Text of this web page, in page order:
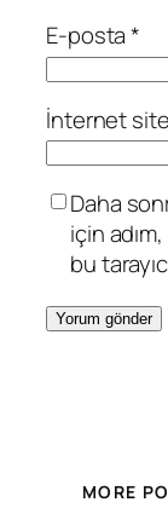
E-posta*
İnternet
Daha
için
bu
MORE